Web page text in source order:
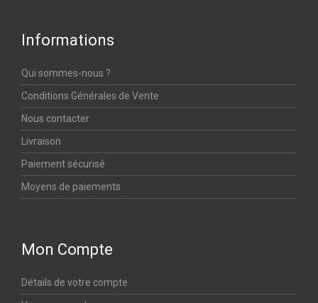
Informations
Qui sommes-nous ?
Conditions Générales de Vente
Nous contacter
Livraison
Paiement sécurisé
Moyens de paiements
Mon Compte
Détails de votre compte